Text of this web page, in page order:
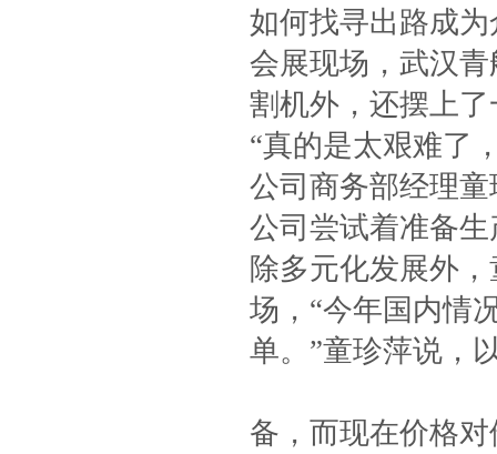
如何找寻出路成
会展现场，武汉
割机外，还摆上
“真的是太艰难了
公司商务部经理
公司尝试着准备
除多元化发展外
场，“今年国内情
单。”童珍萍说，
备，而现在价格